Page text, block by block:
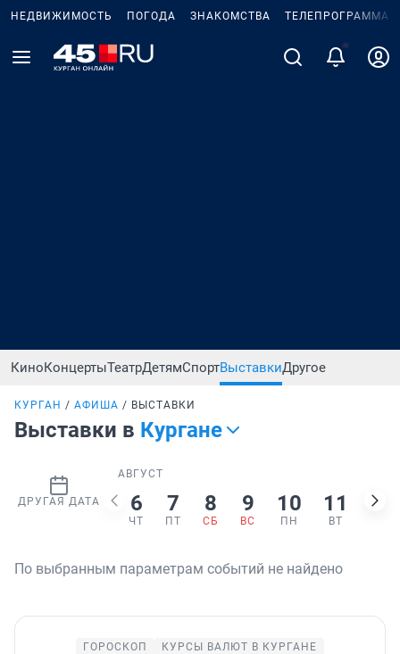
НЕДВИЖИМОСТЬ ПОГОДА ЗНАКОМСТВА ТЕЛЕПРОГРАММА
2
КиноКонцертыТеатрДетямСпортВыставкиДругое
КУРГАН АФИША ВЫСТАВКИ
Выставки в Кургане
ДРУГАЯ ДАТА
АВГУСТ
6
ЧТ
7
ПТ
8
СБ
9
ВС
10
ПН
11
ВТ
12
По выбранным параметрам событий не найдено
ГОРОСКОП
КУРСЫ ВАЛЮТ В КУРГАНЕ